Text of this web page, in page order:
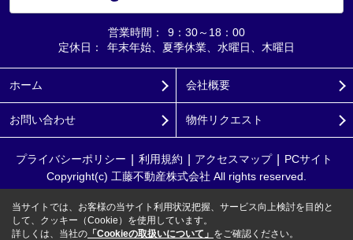
営業時間：
9：30～18：00
定休日：
年末年始、夏季休業、水曜日、木曜日
ホーム 会社概要
お問い合わせ 物件リクエスト
プライバシーポリシー 利用規約 アクセスマップ
PCサイト
Copyright(c) 工藤不動産株式会社 All rights reserved.
当サイトでは、お客様の当サイト利用状況把握、サービス向上検討を目的と
して、クッキー（Cookie）を使用しています。
詳しくは、当社の 「Cookieの取扱いについて」 をご確認ください。